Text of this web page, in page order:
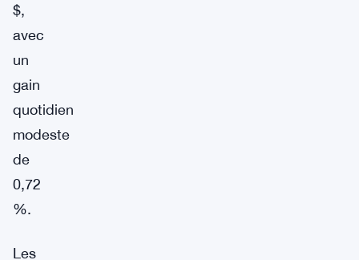
$,
avec
un
gain
quotidien
modeste
de
0,72
%.
Les